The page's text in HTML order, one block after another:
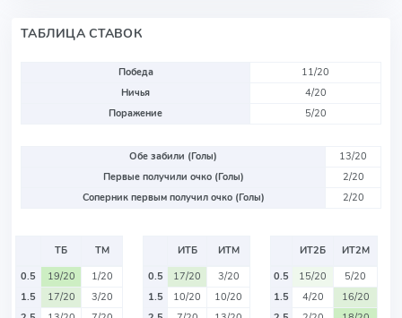
ТАБЛИЦА СТАВОК
Победа
11/20
Ничья
4/20
Поражение
5/20
Обе забили (Голы)
13/20
Первые получили очко (Голы)
2/20
Соперник первым получил очко (Голы)
2/20
ТБ
ТМ
0.5
19/20
1/20
1.5
17/20
3/20
ИТБ
ИТМ
0.5
17/20
3/20
1.5
10/20
10/20
ИТ2Б
ИТ2М
0.5
15/20
5/20
1.5
4/20
16/20